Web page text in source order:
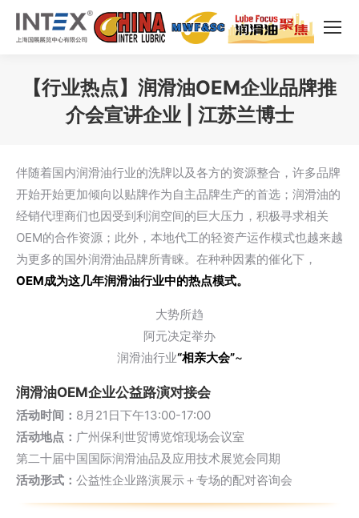
【行业热点】润滑油OEM企业品牌推
介会宣讲企业 | 江苏兰博士
伴随着国内润滑油行业的洗牌以及各方的资源整合，许多品牌
开始开始更加倾向以贴牌作为自主品牌生产的首选；润滑油的
经销代理商们也因受到利润空间的巨大压力，积极寻求相关
OEM的合作资源；此外，本地代工的轻资产运作模式也越来越
为更多的国外润滑油品牌所青睐。在种种因素的催化下，
OEM成为这几年润滑油行业中的热点模式。
大势所趋
阿元决定举办
润滑油行业“相亲大会”~
润滑油OEM企业公益路演对接会
活动时间： 8月21日下午13:00-17:00
活动地点： 广州保利世贸博览馆现场会议室
第二十届中国国际润滑油品及应用技术展览会同期
活动形式： 公益性企业路演展示＋专场的配对咨询会